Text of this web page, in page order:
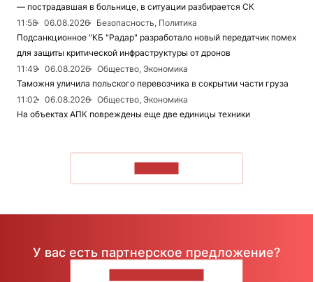
— пострадавшая в больнице, в ситуации разбирается СК
11:58
06.08.2026
Безопасность, Политика
Подсанкционное "КБ "Радар" разработало новый передатчик помех
для защиты критической инфраструктуры от дронов
11:49
06.08.2026
Общество, Экономика
Таможня уличила польского перевозчика в сокрытии части груза
11:02
06.08.2026
Общество, Экономика
На объектах АПК повреждены еще две единицы техники
У вас есть партнерское предложение?